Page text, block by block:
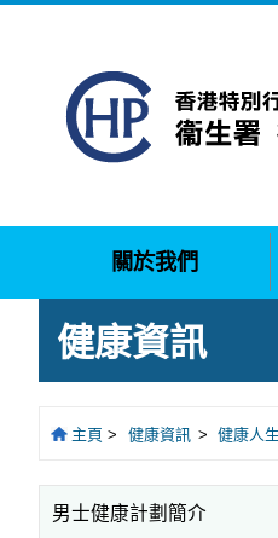
關於我們
健康資訊
主頁 > 健康資訊 > 健康人
男士健康計劃簡介